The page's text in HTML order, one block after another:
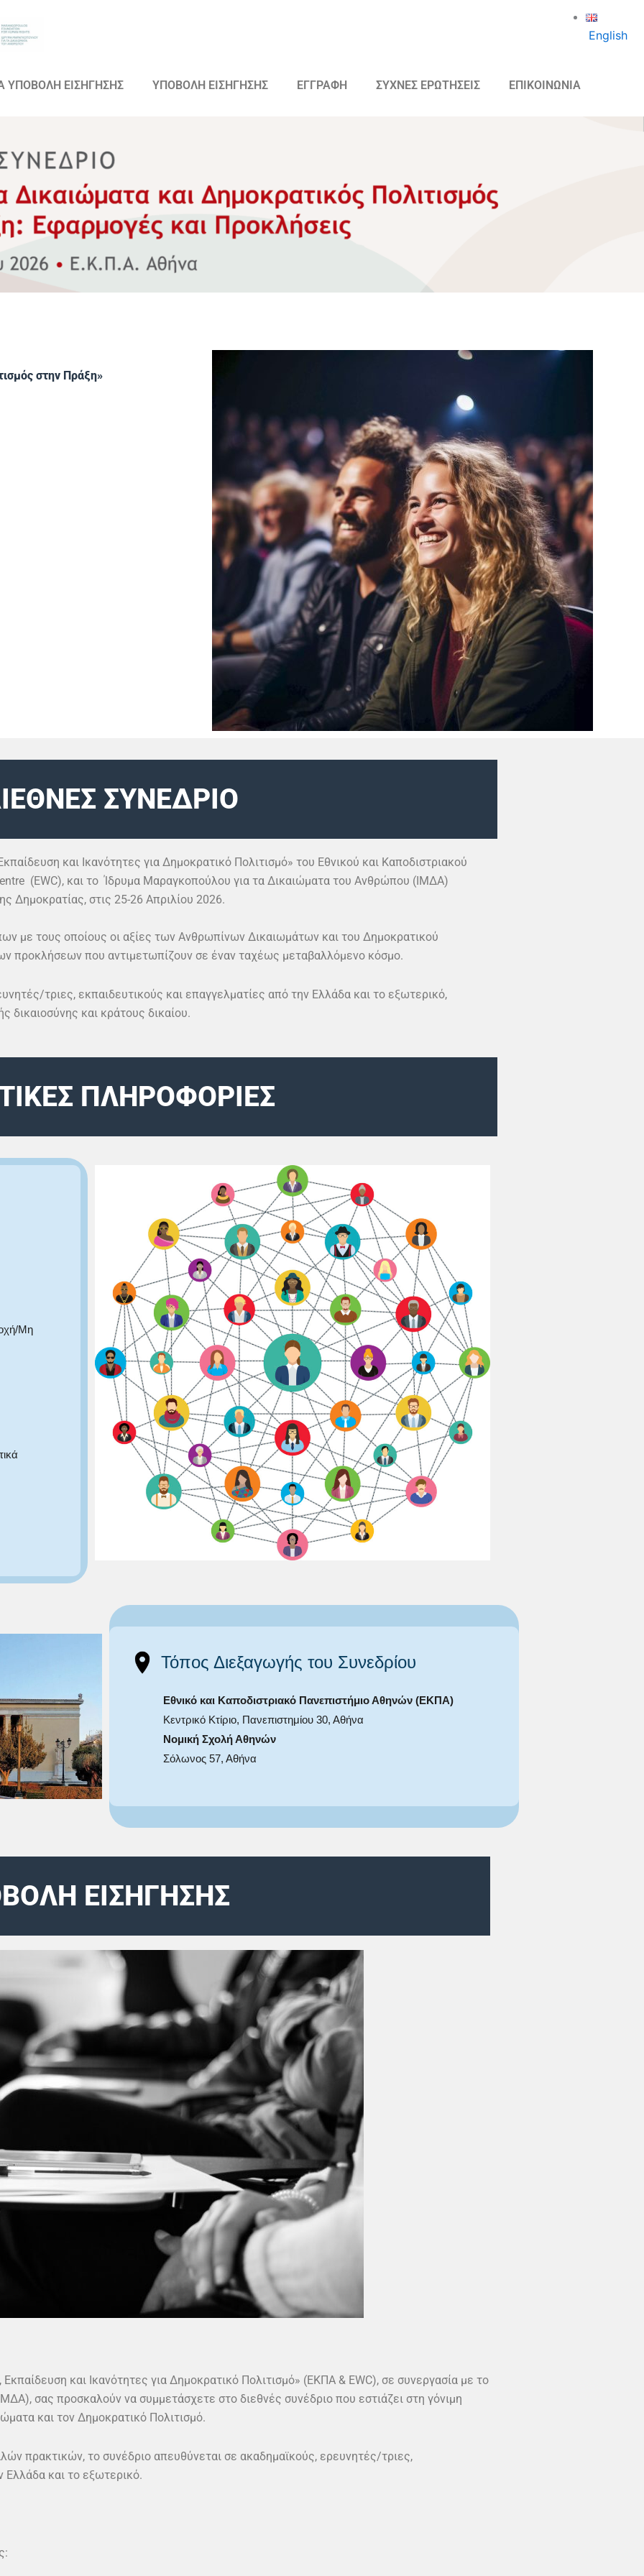
English
ΥΠΟΒΟΛΗ ΕΙΣΗΓΗΣΗΣ ΥΠΟΒΟΛΗ ΕΙΣΗΓΗΣΗΣ ΕΓΓΡΑΦΗ ΣΥΧΝΕΣ ΕΡΩΤΗΣΕΙΣ ΕΠΙΚΟΙΝΩΝΙΑ
στην Πράξη»
ΣΥΝΕΔΡΙΟ
και Ικανότητες για Δημοκρατικό Πολιτισμό» του Εθνικού και Καποδιστριακού
(EWC), και το Ίδρυμα Μαραγκοπούλου για τα Δικαιώματα του Ανθρώπου (ΙΜΔΑ)
Δημοκρατίας, στις 25-26 Απριλίου 2026.
με τους οποίους οι αξίες των Ανθρωπίνων Δικαιωμάτων και του Δημοκρατικού
προκλήσεων που αντιμετωπίζουν σε έναν ταχέως μεταβαλλόμενο κόσμο.
τριες, εκπαιδευτικούς και επαγγελματίες από την Ελλάδα και το εξωτερικό,
δικαιοσύνης και κράτους δικαίου.
ΠΛΗΡΟΦΟΡΙΕΣ
Μη
Τόπος Διεξαγωγής του Συνεδρίου
Εθνικό και Καποδιστριακό Πανεπιστήμιο Αθηνών (ΕΚΠΑ)
Κεντρικό Κτίριο, Πανεπιστημίου 30, Αθήνα
Νομική Σχολή Αθηνών
Σόλωνος 57, Αθήνα
ΕΙΣΗΓΗΣΗΣ
και Ικανότητες για Δημοκρατικό Πολιτισμό» (ΕΚΠΑ & EWC), σε συνεργασία με το
σας προσκαλούν να συμμετάσχετε στο διεθνές συνέδριο που εστιάζει στη γόνιμη
και τον Δημοκρατικό Πολιτισμό.
πρακτικών, το συνέδριο απευθύνεται σε ακαδημαϊκούς, ερευνητές/τριες,
Ελλάδα και το εξωτερικό.